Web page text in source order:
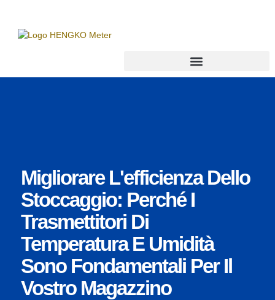
Migliorare L'efficienza Dello
Stoccaggio: Perché I
Trasmettitori Di
Temperatura E Umidità
Sono Fondamentali Per Il
Vostro Magazzino